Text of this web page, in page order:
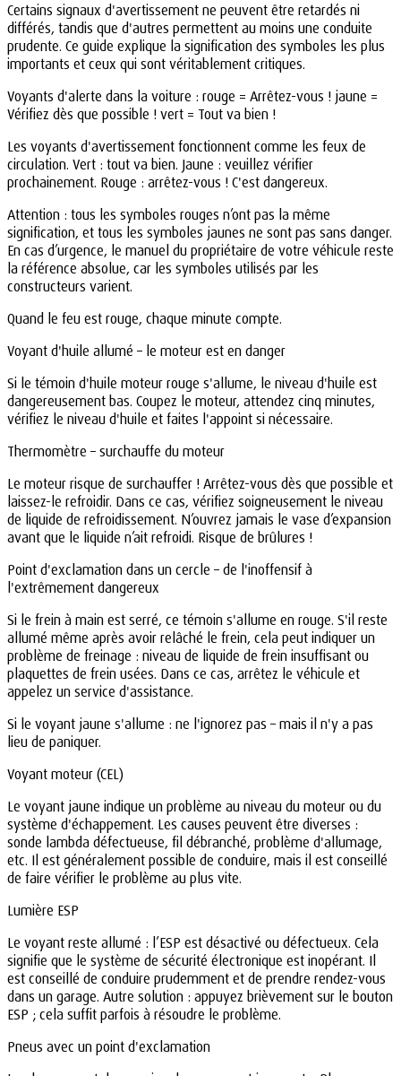
Certains signaux d'avertissement ne peuvent être retardés ni
différés, tandis que d'autres permettent au moins une conduite
prudente. Ce guide explique la signification des symboles les plus
importants et ceux qui sont véritablement critiques.
Voyants d'alerte dans la voiture : rouge = Arrêtez-vous ! jaune =
Vérifiez dès que possible ! vert = Tout va bien !
Les voyants d'avertissement fonctionnent comme les feux de
circulation. Vert : tout va bien. Jaune : veuillez vérifier
prochainement. Rouge : arrêtez-vous ! C'est dangereux.
Attention : tous les symboles rouges n’ont pas la même
signification, et tous les symboles jaunes ne sont pas sans danger.
En cas d’urgence, le manuel du propriétaire de votre véhicule reste
la référence absolue, car les symboles utilisés par les
constructeurs varient.
Quand le feu est rouge, chaque minute compte.
Voyant d'huile allumé – le moteur est en danger
Si le témoin d'huile moteur rouge s'allume, le niveau d'huile est
dangereusement bas. Coupez le moteur, attendez cinq minutes,
vérifiez le niveau d'huile et faites l'appoint si nécessaire.
Thermomètre – surchauffe du moteur
Le moteur risque de surchauffer ! Arrêtez-vous dès que possible et
laissez-le refroidir. Dans ce cas, vérifiez soigneusement le niveau
de liquide de refroidissement. N’ouvrez jamais le vase d’expansion
avant que le liquide n’ait refroidi. Risque de brûlures !
Point d'exclamation dans un cercle – de l'inoffensif à
l'extrêmement dangereux
Si le frein à main est serré, ce témoin s'allume en rouge. S'il reste
allumé même après avoir relâché le frein, cela peut indiquer un
problème de freinage : niveau de liquide de frein insuffisant ou
plaquettes de frein usées. Dans ce cas, arrêtez le véhicule et
appelez un service d'assistance.
Si le voyant jaune s'allume : ne l'ignorez pas – mais il n'y a pas
lieu de paniquer.
Voyant moteur (CEL)
Le voyant jaune indique un problème au niveau du moteur ou du
système d'échappement. Les causes peuvent être diverses :
sonde lambda défectueuse, fil débranché, problème d'allumage,
etc. Il est généralement possible de conduire, mais il est conseillé
de faire vérifier le problème au plus vite.
Lumière ESP
Le voyant reste allumé : l’ESP est désactivé ou défectueux. Cela
signifie que le système de sécurité électronique est inopérant. Il
est conseillé de conduire prudemment et de prendre rendez-vous
dans un garage. Autre solution : appuyez brièvement sur le bouton
ESP ; cela suffit parfois à résoudre le problème.
Pneus avec un point d'exclamation